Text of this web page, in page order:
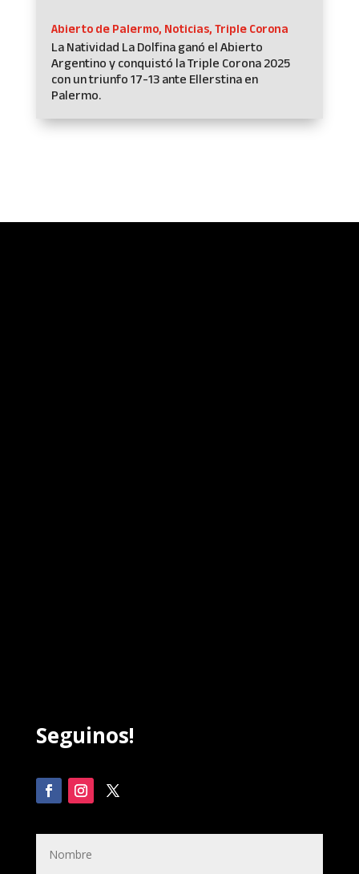
Abierto de Palermo, Noticias, Triple Corona
La Natividad La Dolfina ganó el Abierto
Argentino y conquistó la Triple Corona 2025
con un triunfo 17-13 ante Ellerstina en
Palermo.
Seguinos!